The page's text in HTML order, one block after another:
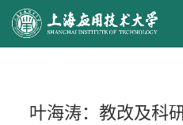
叶海涛：教改及